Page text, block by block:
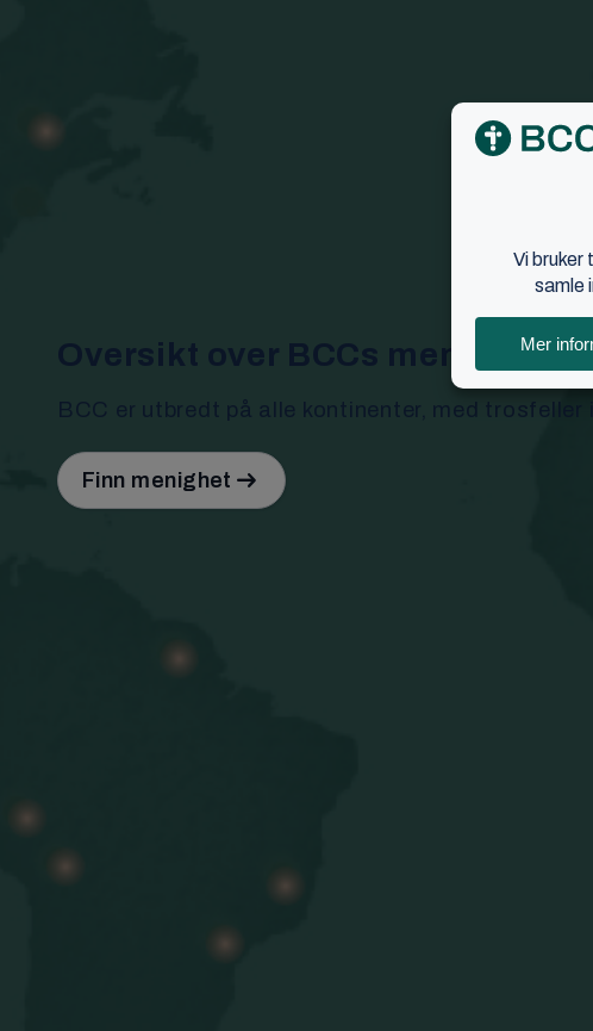
Oversikt over BCCs menigheter
BCC er utbredt på alle kontinenter, med trosfeller i
Finn menighet